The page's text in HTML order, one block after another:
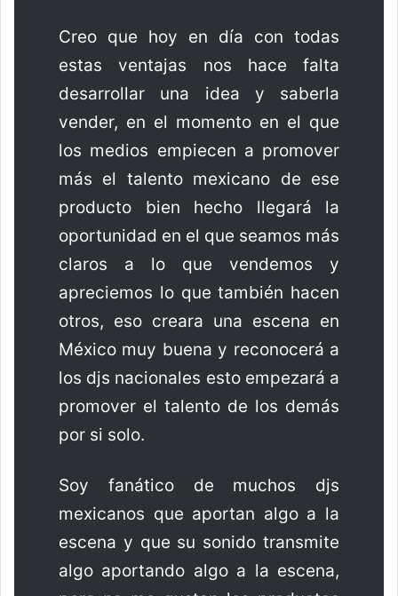
Creo que hoy en día con todas
estas ventajas nos hace falta
desarrollar una idea y saberla
vender, en el momento en el que
los medios empiecen a promover
más el talento mexicano de ese
producto bien hecho llegará la
oportunidad en el que seamos más
claros a lo que vendemos y
apreciemos lo que también hacen
otros, eso creara una escena en
México muy buena y reconocerá a
los djs nacionales esto empezará a
promover el talento de los demás
por si solo.
Soy fanático de muchos djs
mexicanos que aportan algo a la
escena y que su sonido transmite
algo aportando algo a la escena,